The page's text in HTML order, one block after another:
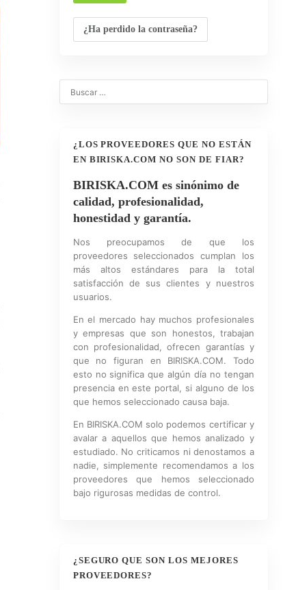
¿Ha perdido la contraseña?
¿LOS PROVEEDORES QUE NO ESTÁN
EN BIRISKA.COM NO SON DE FIAR?
BIRISKA.COM es sinónimo de
calidad, profesionalidad,
honestidad y garantía.
Nos preocupamos de que los
proveedores seleccionados cumplan los
más altos estándares para la total
satisfacción de sus clientes y nuestros
usuarios.
En el mercado hay muchos profesionales
y empresas que son honestos, trabajan
con profesionalidad, ofrecen garantías y
que no figuran en BIRISKA.COM. Todo
esto no significa que algún día no tengan
presencia en este portal, si alguno de los
que hemos seleccionado causa baja.
En BIRISKA.COM solo podemos certificar y
avalar a aquellos que hemos analizado y
estudiado. No criticamos ni denostamos a
nadie, simplemente recomendamos a los
proveedores que hemos seleccionado
bajo rigurosas medidas de control.
¿SEGURO QUE SON LOS MEJORES
PROVEEDORES?